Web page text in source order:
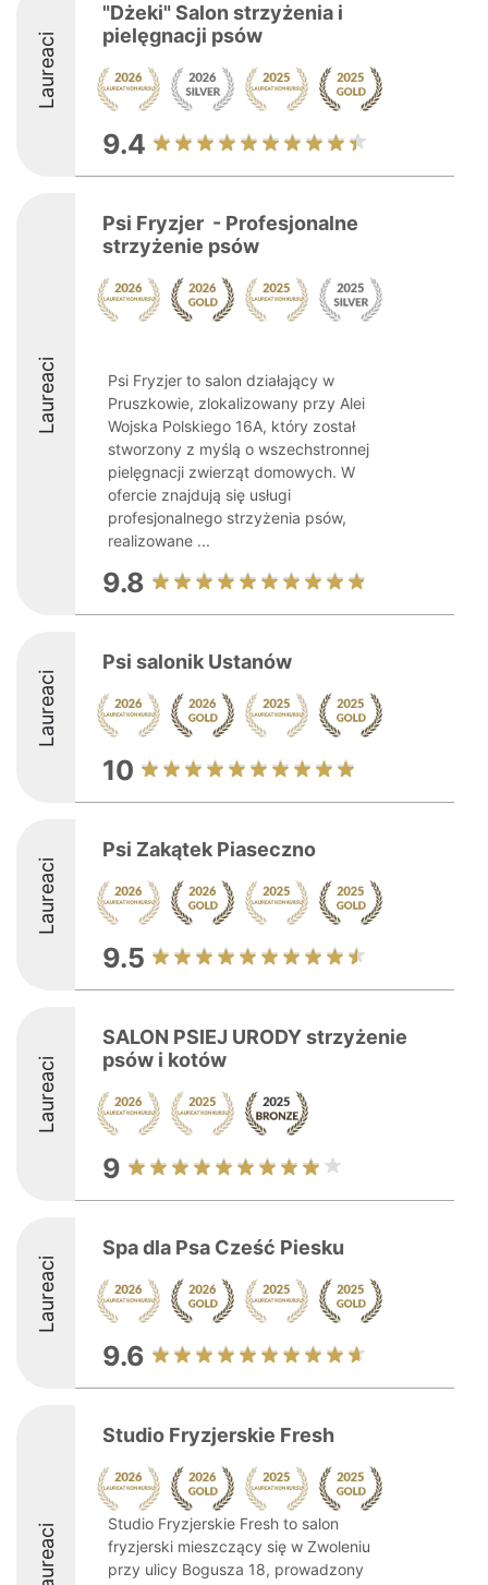
Laureaci
"Dżeki" Salon strzyżenia i
pielęgnacji psów
9.4
Laureaci
Psi Fryzjer ️ - Profesjonalne
strzyżenie psów
Psi Fryzjer to salon działający w
Pruszkowie, zlokalizowany przy Alei
Wojska Polskiego 16A, który został
stworzony z myślą o wszechstronnej
pielęgnacji zwierząt domowych. W
ofercie znajdują się usługi
profesjonalnego strzyżenia psów,
realizowane ...
9.8
Laureaci
Psi salonik Ustanów
10
Laureaci
Psi Zakątek Piaseczno
9.5
Laureaci
SALON PSIEJ URODY strzyżenie
psów i kotów
9
Laureaci
Spa dla Psa Cześć Piesku
9.6
Laureaci
Studio Fryzjerskie Fresh
Studio Fryzjerskie Fresh to salon
fryzjerski mieszczący się w Zwoleniu
przy ulicy Bogusza 18, prowadzony